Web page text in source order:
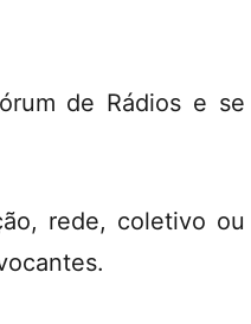
de Rádios e se
rede, coletivo ou